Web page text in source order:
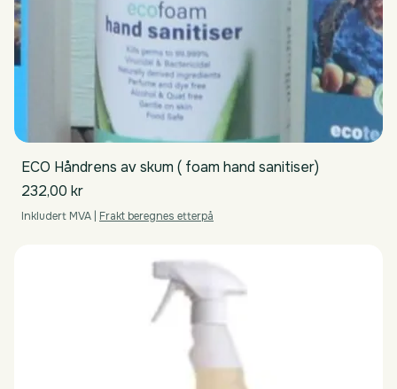
ECO Håndrens av skum ( foam hand sanitiser)
Pris
232,00 kr
Inkludert MVA | Frakt beregnes etterpå